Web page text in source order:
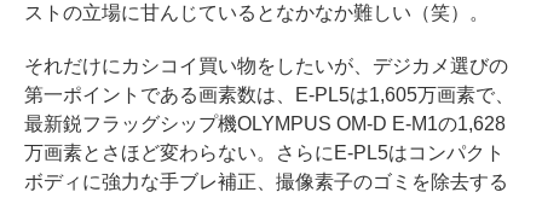
ストの立場に甘んじているとなかなか難しい（笑）。
それだけにカシコイ買い物をしたいが、デジカメ選びの
第一ポイントである画素数は、E-PL5は1,605万画素で、
最新鋭フラッグシップ機OLYMPUS OM-D E-M1の1,628
万画素とさほど変わらない。さらにE-PL5はコンパクト
ボディに強力な手ブレ補正、撮像素子のゴミを除去する